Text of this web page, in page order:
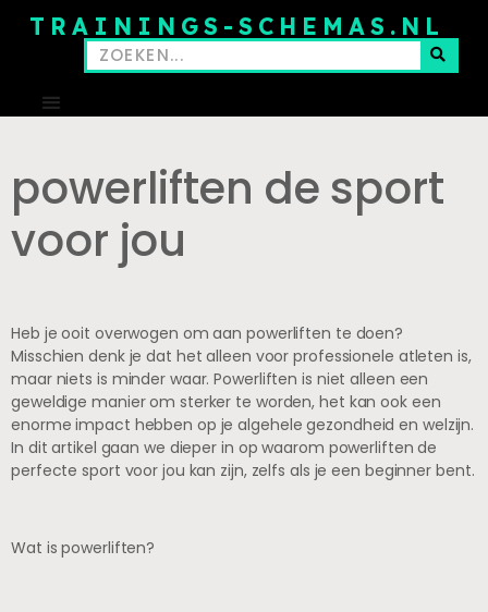
TRAININGS-SCHEMAS.NL
powerliften de sport
voor jou
Heb je ooit overwogen om aan powerliften te doen?
Misschien denk je dat het alleen voor professionele atleten is,
maar niets is minder waar. Powerliften is niet alleen een
geweldige manier om sterker te worden, het kan ook een
enorme impact hebben op je algehele gezondheid en welzijn.
In dit artikel gaan we dieper in op waarom powerliften de
perfecte sport voor jou kan zijn, zelfs als je een beginner bent.
Wat is powerliften?